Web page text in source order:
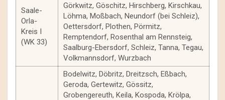
Saale-
Orla-
Kreis I
(WK 33)
Görkwitz, Göschitz, Hirschberg, Kirschkau,
Löhma, Moßbach, Neundorf (bei Schleiz),
Oettersdorf, Plothen, Pörmitz,
Remptendorf, Rosenthal am Rennsteig,
Saalburg-Ebersdorf, Schleiz, Tanna, Tegau,
Volkmannsdorf, Wurzbach
Bodelwitz, Döbritz, Dreitzsch, Eßbach,
Geroda, Gertewitz, Gössitz,
Grobengereuth, Keila, Kospoda, Krölpa,